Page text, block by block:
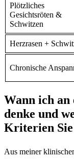
Plötzliches
Gesichtsröten &
Schwitzen
Herzrasen +
Chronische‌
Wann ich‍
denke‍ und
Kriterien ⁣Sie
Aus meiner